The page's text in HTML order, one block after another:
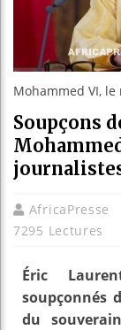
Mohammed VI,
Soupçons
AfricaPresse
7295 Lectures
Éric
soupçonnés
du